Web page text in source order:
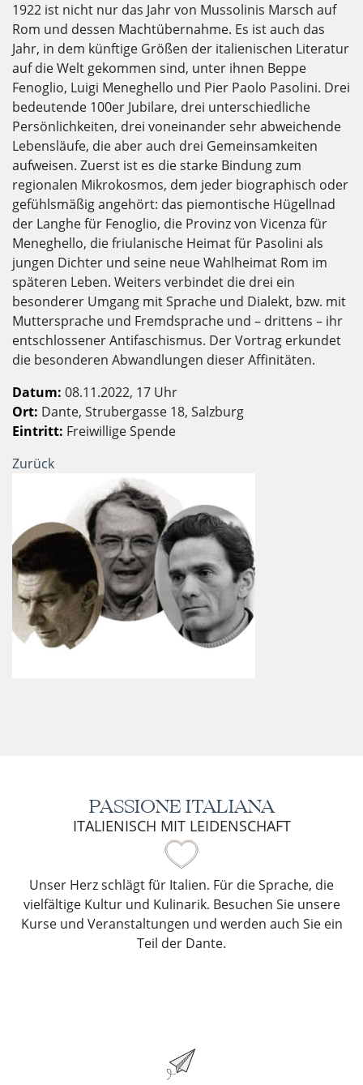
1922 ist nicht nur das Jahr von Mussolinis Marsch auf
Rom und dessen Machtübernahme. Es ist auch das
Jahr, in dem künftige Größen der italienischen Literatur
auf die Welt gekommen sind, unter ihnen Beppe
Fenoglio, Luigi Meneghello und Pier Paolo Pasolini. Drei
bedeutende 100er Jubilare, drei unterschiedliche
Persönlichkeiten, drei voneinander sehr abweichende
Lebensläufe, die aber auch drei Gemeinsamkeiten
aufweisen. Zuerst ist es die starke Bindung zum
regionalen Mikrokosmos, dem jeder biographisch oder
gefühlsmäßig angehört: das piemontische Hügellnad
der Langhe für Fenoglio, die Provinz von Vicenza für
Meneghello, die friulanische Heimat für Pasolini als
jungen Dichter und seine neue Wahlheimat Rom im
späteren Leben. Weiters verbindet die drei ein
besonderer Umgang mit Sprache und Dialekt, bzw. mit
Muttersprache und Fremdsprache und – drittens – ihr
entschlossener Antifaschismus. Der Vortrag erkundet
die besonderen Abwandlungen dieser Affinitäten.
Datum: 08.11.2022, 17 Uhr
Ort: Dante, Strubergasse 18, Salzburg
Eintritt: Freiwillige Spende
Zurück
PASSIONE ITALIANA
ITALIENISCH MIT LEIDENSCHAFT
Unser Herz schlägt für Italien. Für die Sprache, die
vielfältige Kultur und Kulinarik. Besuchen Sie unsere
Kurse und Veranstaltungen und werden auch Sie ein
Teil der Dante.